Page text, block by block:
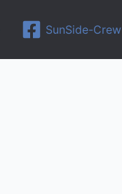
SunSide-Crew